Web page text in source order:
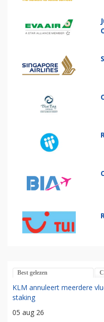
Best gelezen
KLM annuleert meerdere
staking
05 aug 26